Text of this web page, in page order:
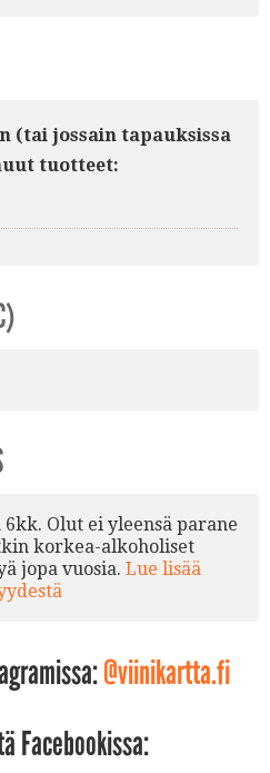
(tai jossain tapauksissa
tuotteet:
Olut ei yleensä parane
korkea-alkoholiset
jopa vuosia. Lue lisää
@viinikartta.fi
Facebookissa: